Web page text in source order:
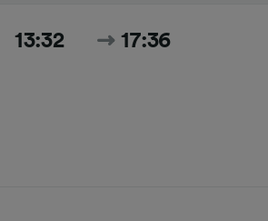
13:32 17:36